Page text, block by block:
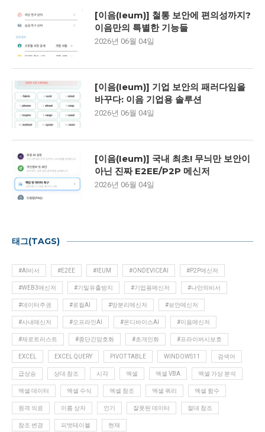
[이음(Ieum)] 철통 보안에 편의성까지?
이음만의 특별한 기능들
2026년 06월 04일
[이음(Ieum)] 기업 보안의 패러다임을
바꾸다: 이음 기업용 솔루션
2026년 06월 04일
[이음(Ieum)] 국내 최초! 무늬만 보안이
아닌 진짜 E2EE/P2P 메신저
2026년 06월 04일
태그(TAGS)
#AI비서 #E2EE #IEUM #ONDEVICEAI #P2P메신저
#WEB3메신저 #기밀유출방지 #기업용메신저 #나만의비서
#데이터주권 #로컬AI #망분리메신저 #보안메신저
#사내메신저 #오프라인AI #온디바이스AI #이음메신저
#제로트러스트 #종단간암호화 #초개인화 #프라이버시보호
EXCEL EXCEL QUERY PIVOT TABLE WINDOWS11 검색어
급상승 상대 참조 시각 엑셀 엑셀 VBA 엑셀 가상 분석
엑셀 데이터 엑셀 수식 엑셀 참조 엑셀 쿼리 엑셀 함수
원격 의료 이름 상자 인기 잘못된 데이터 절대 참조
참조 변경 피벗테이블 현재